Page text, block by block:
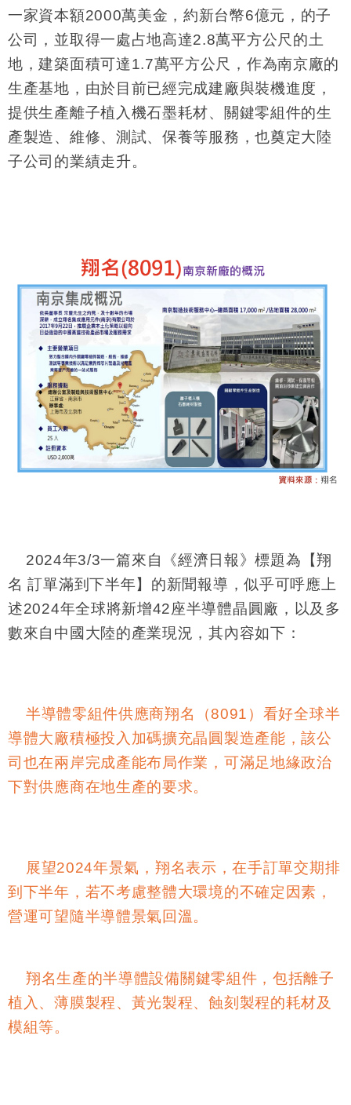
一家資本額2000萬美金，約新台幣6億元，的子
公司，並取得一處占地高達2.8萬平方公尺的土
地，建築面積可達1.7萬平方公尺，作為南京廠的
生產基地，由於目前已經完成建廠與裝機進度，
提供生產離子植入機石墨耗材、關鍵零組件的生
產製造、維修、測試、保養等服務，也奠定大陸
子公司的業績走升。
2024年3/3一篇來自《經濟日報》標題為【翔
名 訂單滿到下半年】的新聞報導，似乎可呼應上
述2024年全球將新增42座半導體晶圓廠，以及多
數來自中國大陸的產業現況，其內容如下：
半導體零組件供應商翔名（8091）看好全球半
導體大廠積極投入加碼擴充晶圓製造產能，該公
司也在兩岸完成產能布局作業，可滿足地緣政治
下對供應商在地生產的要求。
展望2024年景氣，翔名表示，在手訂單交期排
到下半年，若不考慮整體大環境的不確定因素，
營運可望隨半導體景氣回溫。
翔名生產的半導體設備關鍵零組件，包括離子
植入、薄膜製程、黃光製程、蝕刻製程的耗材及
模組等。